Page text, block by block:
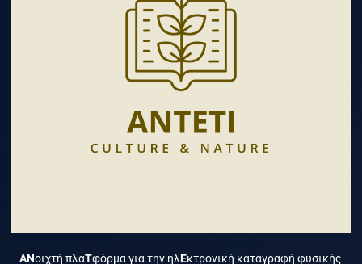
ΑΝοιχτή πλαΤφόρμα για την ηλΕκτρονική καταγραφή φυσικής